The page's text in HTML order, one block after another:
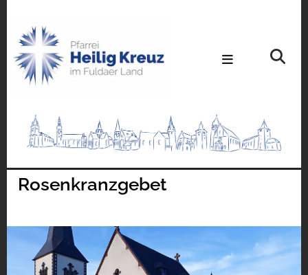
Rosenkranzgebet